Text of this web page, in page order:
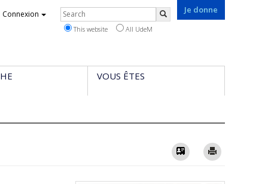
Je donne
Connexion Rechercher
This website All UdeM
VOUS ÊTES
Vcard